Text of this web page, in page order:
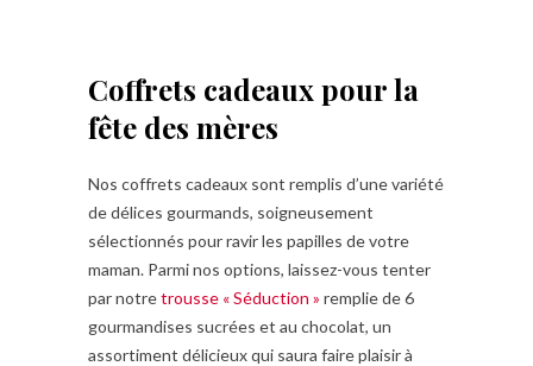
Coffrets cadeaux pour la
fête des mères
Nos coffrets cadeaux sont remplis d’une variété
de délices gourmands, soigneusement
sélectionnés pour ravir les papilles de votre
maman. Parmi nos options, laissez-vous tenter
par notretrousse « Séduction » remplie de 6
gourmandises sucrées et au chocolat, un
assortiment délicieux qui saura faire plaisir à